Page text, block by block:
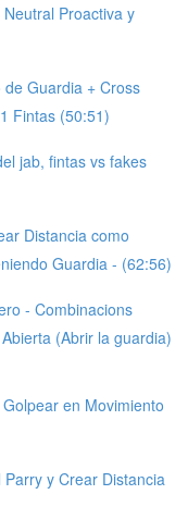
Proactiva y
Guardia + Cross
Fintas (50:51)
jab, fintas vs fakes
Distancia como
Guardia - (62:56)
- Combinacions
(Abrir la guardia)
en Movimiento
y Crear Distancia